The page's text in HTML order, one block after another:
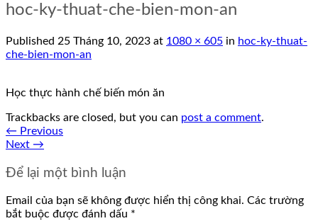
hoc-ky-thuat-che-bien-mon-an
Published 25 Tháng 10, 2023 at 1080 × 605 in hoc-ky-thuat-
che-bien-mon-an
Học thực hành chế biến món ăn
Trackbacks are closed, but you can post a comment.
← Previous
Next →
Để lại một bình luận
Email của bạn sẽ không được hiển thị công khai. Các trường
bắt buộc được đánh dấu *